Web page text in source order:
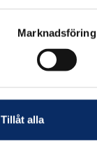
Marknadsföring
Tillåt alla